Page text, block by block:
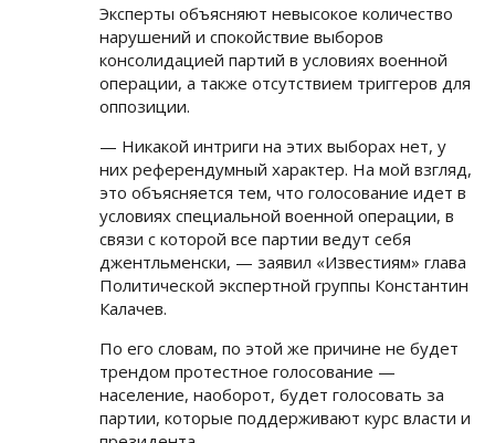
Эксперты объясняют невысокое количество
нарушений и спокойствие выборов
консолидацией партий в условиях военной
операции, а также отсутствием триггеров для
оппозиции.
— Никакой интриги на этих выборах нет, у
них референдумный характер. На мой взгляд,
это объясняется тем, что голосование идет в
условиях специальной военной операции, в
связи с которой все партии ведут себя
джентльменски, — заявил «Известиям» глава
Политической экспертной группы Константин
Калачев.
По его словам, по этой же причине не будет
трендом протестное голосование —
население, наоборот, будет голосовать за
партии, которые поддерживают курс власти и